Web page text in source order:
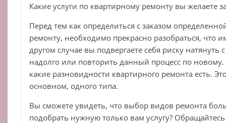
Какие услуги по квартирному ремонту вы желаете
Перед тем как определиться с заказом
ремонту, необходимо прекрасно разобраться, что
другом случае вы подвергаете себя риску натянуть
надолго или повторить данный процесс по
какие разновидности квартирного ремонта есть.
основном, одного типа.
Вы сможете увидеть, что выбор видов ремонта
подобрать нужную только вам услугу?